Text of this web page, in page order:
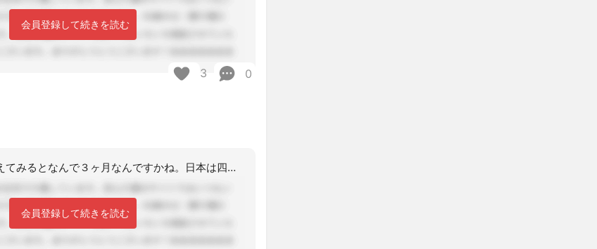
会員登録して続きを読む
3 0
３ヶ月。よくよく考えてみるとなんで３ヶ月なんですかね。日本は四季があるし1年を4
会員登録して続きを読む